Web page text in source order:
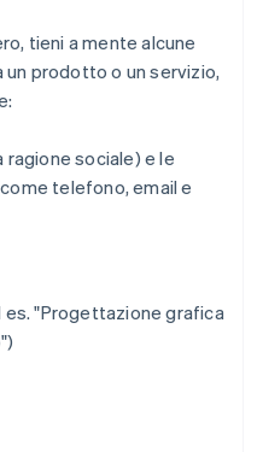
tieni a mente alcune
un prodotto o un servizio,
ragione sociale) e le
telefono, email e
"Progettazione grafica